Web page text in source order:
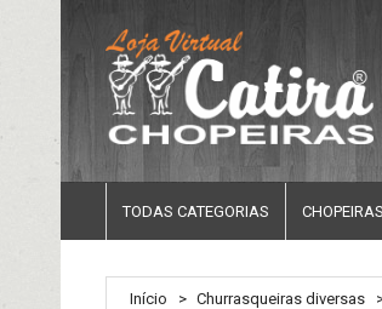
TODAS CATEGORIAS CHOPEIRAS
Início > Churrasqueiras diversas